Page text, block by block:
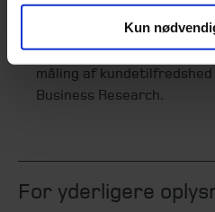
Kun
I 11 år i træk har
trivselsmålinger
Work® og har samtidig
måling af
Business Research.
For yderligere